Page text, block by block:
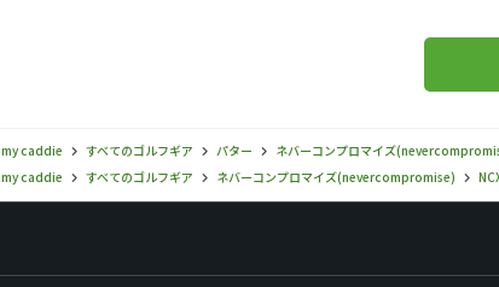
my caddie すべてのゴルフギア パター ネバーコンプロマイズ
my caddie
すべてのゴルフギア ネバーコンプロマイズ(nevercompromise)